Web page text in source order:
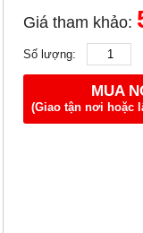
Giá tham khảo:
Số lượng:
MUA
(Giao tận nơi hoặc